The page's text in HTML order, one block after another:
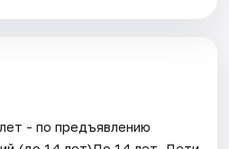
- по предъявлению